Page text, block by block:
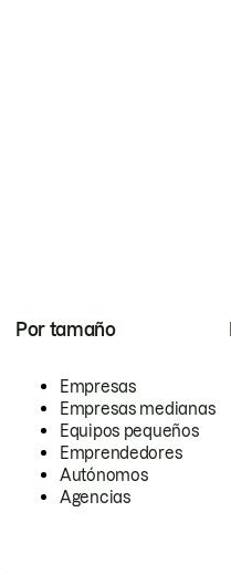
Por tamaño
Empresas
Empresas medianas
Equipos pequeños
Emprendedores
Autónomos
Agencias